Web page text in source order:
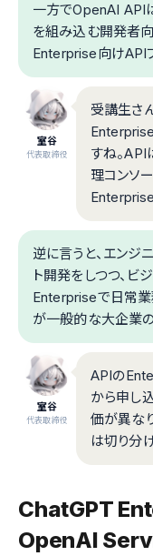
一方でOpenAI API
を組み込む開発者向
Enterprise向けAPI
室谷
代表取締役
受講生さ
すね。
理コンソ
Enterprise
逆に言うと、エンジ
ト開発をしつつ、
Enterpriseで日常業
が一般的な大企業の
室谷
代表取締役
APIの
から申し
価が異な
は切り分
ChatGPT
OpenAI